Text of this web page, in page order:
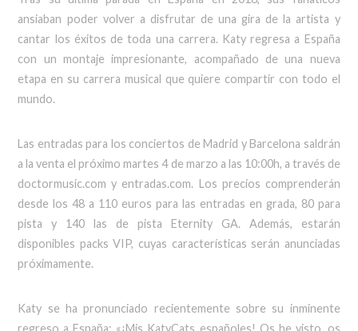
ansiaban poder volver a disfrutar de una gira de la artista y
cantar los éxitos de toda una carrera. Katy regresa a España
con un montaje impresionante, acompañado de una nueva
etapa en su carrera musical que quiere compartir con todo el
mundo.
Las entradas para los conciertos de Madrid y Barcelona saldrán
a la venta el próximo martes 4 de marzo a las 10:00h, a través de
doctormusic.com y entradas.com. Los precios comprenderán
desde los 48 a 110 euros para las entradas en grada, 80 para
pista y 140 las de pista Eternity GA. Además, estarán
disponibles packs VIP, cuyas características serán anunciadas
próximamente.
Katy se ha pronunciado recientemente sobre su inminente
regreso a España: «¡Mis KatyCats españoles! Os he visto, os